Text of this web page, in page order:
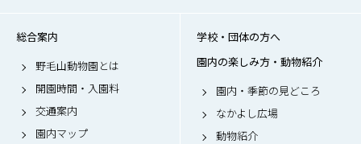
総合案内
野毛山動物園とは
開園時間・入園料
交通案内
園内マップ
学校・団体の方へ
園内の楽しみ方・動物紹介
園内・季節の見どころ
なかよし広場
動物紹介